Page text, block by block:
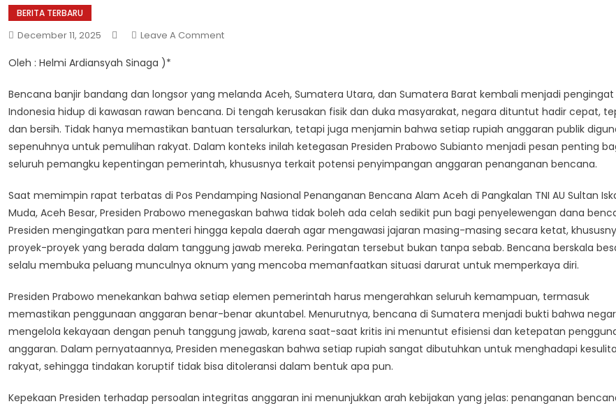
BERITA TERBARU
December 11, 2025 Leave A CommentOn
Bencana
Sumatera
Bebas
Korupsi
Oleh : Helmi Ardiansyah Sinaga )*
Bencana banjir bandang dan longsor yang melanda Aceh, Sumatera Utara, dan Sumatera Barat kembali menjadi
Indonesia hidup di kawasan rawan bencana. Di tengah kerusakan fisik dan duka masyarakat, negara dituntut hadir cepat,
dan bersih. Tidak hanya memastikan bantuan tersalurkan, tetapi juga menjamin bahwa setiap rupiah anggaran publik
sepenuhnya untuk pemulihan rakyat. Dalam konteks inilah ketegasan Presiden Prabowo Subianto menjadi pesan penting
seluruh pemangku kepentingan pemerintah, khususnya terkait potensi penyimpangan anggaran penanganan bencana.
Saat memimpin rapat terbatas di Pos Pendamping Nasional Penanganan Bencana Alam Aceh di Pangkalan TNI AU Sultan
Muda, Aceh Besar, Presiden Prabowo menegaskan bahwa tidak boleh ada celah sedikit pun bagi penyelewengan dana
Presiden mengingatkan para menteri hingga kepala daerah agar mengawasi jajaran masing-masing secara ketat,
proyek-proyek yang berada dalam tanggung jawab mereka. Peringatan tersebut bukan tanpa sebab. Bencana berskala
selalu membuka peluang munculnya oknum yang mencoba memanfaatkan situasi darurat untuk memperkaya diri.
Presiden Prabowo menekankan bahwa setiap elemen pemerintah harus mengerahkan seluruh kemampuan, termasuk
memastikan penggunaan anggaran benar-benar akuntabel. Menurutnya, bencana di Sumatera menjadi bukti bahwa
mengelola kekayaan dengan penuh tanggung jawab, karena saat-saat kritis ini menuntut efisiensi dan ketepatan
anggaran. Dalam pernyataannya, Presiden menegaskan bahwa setiap rupiah sangat dibutuhkan untuk menghadapi
rakyat, sehingga tindakan koruptif tidak bisa ditoleransi dalam bentuk apa pun.
Kepekaan Presiden terhadap persoalan integritas anggaran ini menunjukkan arah kebijakan yang jelas: penanganan